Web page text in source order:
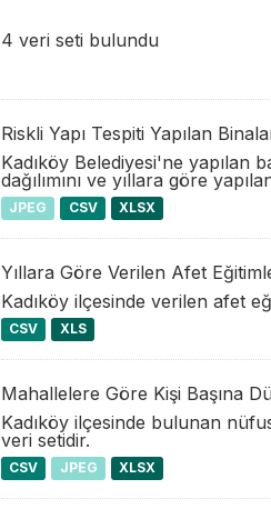
4 veri seti bulundu
Riskli Yapı Tespiti Yapılan
Kadıköy Belediyesi'ne yapılan
dağılımını ve yıllara göre
JPEG CSV XLSX
Yıllara Göre Verilen Afet
Kadıköy ilçesinde verilen afet
CSV XLS
Mahallelere Göre Kişi Başına
Kadıköy ilçesinde bulunan
veri setidir.
CSV JPEG XLSX